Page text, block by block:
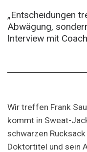
„Entscheidungen
Abwägung,
Interview mit
Wir treffen Frank
kommt in Sweat-
schwarzen
Doktortitel und sein